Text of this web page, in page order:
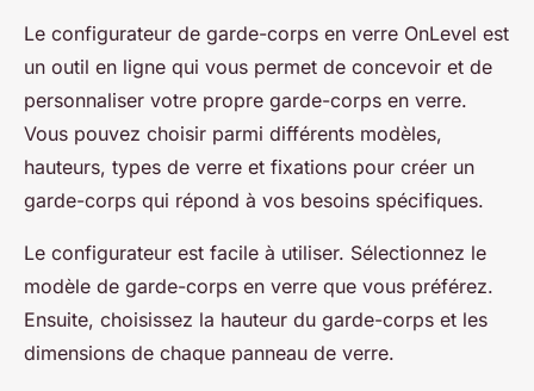
Le configurateur de garde-corps en verre OnLevel est
un outil en ligne qui vous permet de concevoir et de
personnaliser votre propre garde-corps en verre.
Vous pouvez choisir parmi différents modèles,
hauteurs, types de verre et fixations pour créer un
garde-corps qui répond à vos besoins spécifiques.
Le configurateur est facile à utiliser. Sélectionnez le
modèle de garde-corps en verre que vous préférez.
Ensuite, choisissez la hauteur du garde-corps et les
dimensions de chaque panneau de verre.